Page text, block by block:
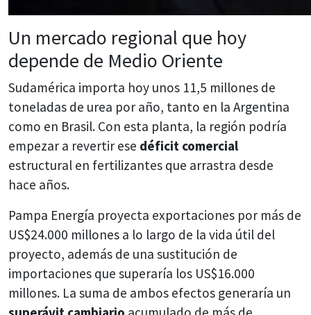
Un mercado regional que hoy
depende de Medio Oriente
Sudamérica importa hoy unos 11,5 millones de
toneladas de urea por año, tanto en la Argentina
como en Brasil. Con esta planta, la región podría
empezar a revertir ese déficit comercial
estructural en fertilizantes que arrastra desde
hace años.
Pampa Energía proyecta exportaciones por más de
US$24.000 millones a lo largo de la vida útil del
proyecto, además de una sustitución de
importaciones que superaría los US$16.000
millones. La suma de ambos efectos generaría un